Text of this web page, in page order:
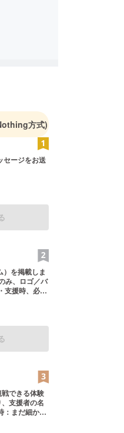
方式)
セージをお送
）を掲載しま
み、ロゴ／バ
支援時、必ず
須)
できる体験
支援者の名
催されるラ
第日時など